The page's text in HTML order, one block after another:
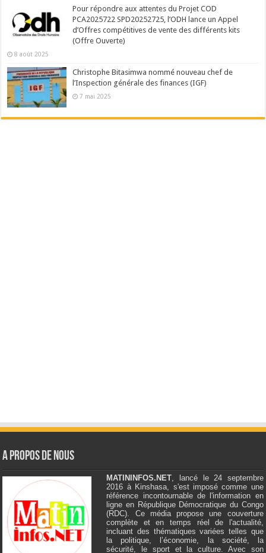
Pour répondre aux attentes du Projet COD
PCA2025722 SPD20252725, l’ODH lance un Appel
d’Offres compétitives de vente des différents kits
(Offre Ouverte)
8 août 2025
Christophe Bitasimwa nommé nouveau chef de
l’Inspection générale des finances (IGF)
7 mai 2025
A Propos de Nous
MATININFOS.NET, lancé le 24 septembre
2016 à Kinshasa, s'est imposé comme une
référence incontournable de l'information en
ligne en République Démocratique du Congo
(RDC). Ce média propose une couverture
complète et en temps réel de l'actualité,
incluant des thématiques variées telles que
la politique, l’économie, la société, la
sécurité, le sport et la culture. Avec son